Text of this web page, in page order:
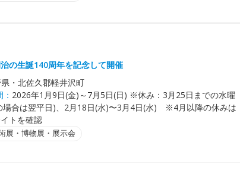
の生誕140周年を記念して開催
・北佐久郡軽井沢町
2026年1月9日(金)～7月5日(日) ※休み：3月25日までの水曜
場合は翌平日)、2月18日(水)〜3月4日(水) ※4月以降の休みは
トを確認
展・博物展・展示会